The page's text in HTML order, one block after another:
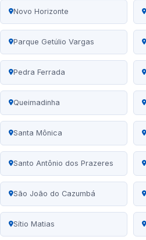
Novo Horizonte
Parque Getúlio Vargas
Pedra Ferrada
Queimadinha
Santa Mônica
Santo Antônio dos Prazeres
São João do Cazumbá
Sítio Matias